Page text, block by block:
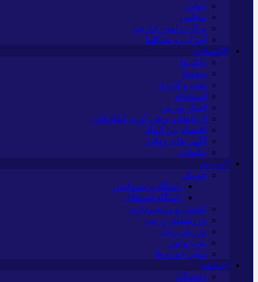
دولت
مجلس
وزارت امور خارجه
احزاب و تشکلها
*اقتصادی
بانک ها
بیمه‌ها
نفت و انرژی
استخدام
اخبار بورس
ارتباطات و فن آوری اطلاعات
اقتصاد بین الملل
آگهی های دولتی
تبلیغات
*ورزش
فوتبال
باشگاه پرسپولیس
باشگاه استقلال
کشتی و وزنه‌برداری
ورزشهای رزمی
ورزش زنان
توپ و تور
سایر حوزه ها
*جامعه
دانشگاه